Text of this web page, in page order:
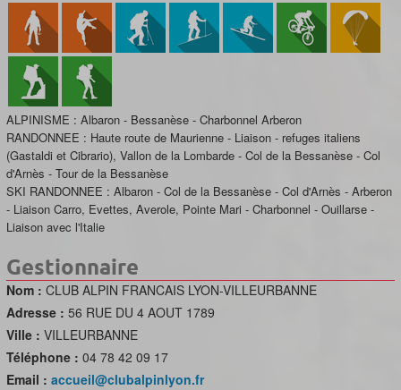
ALPINISME : Albaron - Bessanèse - Charbonnel Arberon
RANDONNEE : Haute route de Maurienne - Liaison - refuges italiens
(Gastaldi et Cibrario), Vallon de la Lombarde - Col de la Bessanèse - Col
d'Arnès - Tour de la Bessanèse
SKI RANDONNEE : Albaron - Col de la Bessanèse - Col d'Arnès - Arberon
- Liaison Carro, Evettes, Averole, Pointe Mari - Charbonnel - Ouillarse -
Liaison avec l'Italie
Gestionnaire
Nom : CLUB ALPIN FRANCAIS LYON-VILLEURBANNE
Adresse : 56 RUE DU 4 AOUT 1789
Ville : VILLEURBANNE
Téléphone : 04 78 42 09 17
Email : accueil@clubalpinlyon.fr